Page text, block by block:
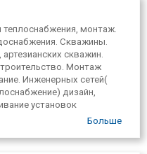
теплоснабжения, монтаж.
Скважины.
скважин.
Монтаж
Инженерных сетей(
дизайн,
установок
и обслуживание водяных
в соответствии с
Больше